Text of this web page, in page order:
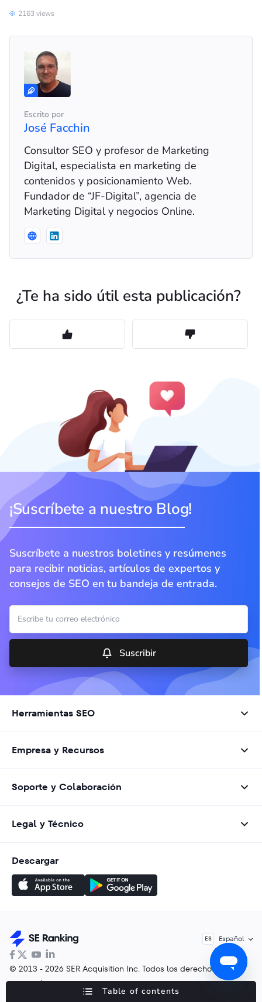
2163 views
Escrito por
José Facchin
Consultor SEO y profesor de Marketing
Digital, especialista en marketing de
contenidos y posicionamiento Web.
Fundador de “JF-Digital”, agencia de
Marketing Digital y negocios Online.
¿Te ha sido útil esta publicación?
¡Suscríbete a nuestro Blog!
Suscríbete a nuestros boletines y resúmenes
para recibir noticias, artículos de expertos y
consejos de SEO en tu bandeja de entrada.
Suscribir
Table of contents
Herramientas SEO
Empresa y Recursos
Soporte y Colaboración
Legal y Técnico
Descargar
ES Español
© 2013 - 2026 SER Acquisition Inc. Todos los derechos
reservados